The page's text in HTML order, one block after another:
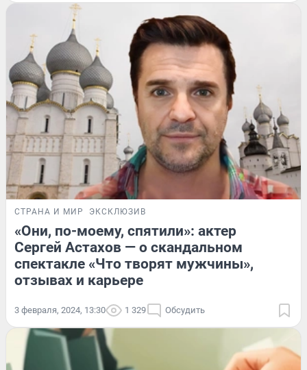
СТРАНА И МИР ЭКСКЛЮЗИВ
«Они, по-моему, спятили»: актер
Сергей Астахов — о скандальном
спектакле «Что творят мужчины»,
отзывах и карьере
3 февраля, 2024, 13:30 1 329 Обсудить